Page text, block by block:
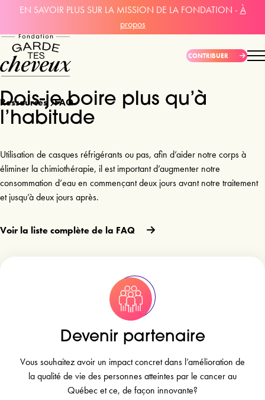
EN SAVOIR PLUS SUR LA MISSION DE LA FONDATION -À
propos
CONTRIBUER
Ressources FAQ
Dois-je boire plus qu’à
l’habitude
Utilisation de casques réfrigérants ou pas, afin d’aider notre corps à
éliminer la chimiothérapie, il est important d’augmenter notre
consommation d’eau en commençant deux jours avant notre traitement
et jusqu’à deux jours après.
Voir la liste complète de la FAQ
Devenir partenaire
Vous souhaitez avoir un impact concret dans l’amélioration de
la qualité de vie des personnes atteintes par le cancer au
Québec et ce, de façon innovante?